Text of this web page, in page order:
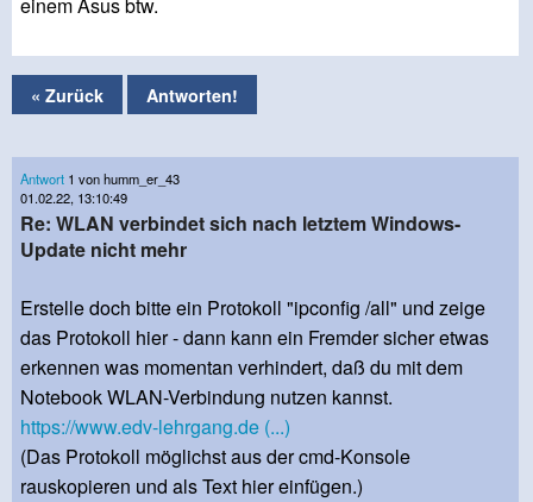
einem Asus btw.
« Zurück Antworten!
Antwort 1 von humm_er_43
01.02.22, 13:10:49
Re: WLAN verbindet sich nach letztem Windows-
Update nicht mehr
Erstelle doch bitte ein Protokoll "ipconfig /all" und zeige
das Protokoll hier - dann kann ein Fremder sicher etwas
erkennen was momentan verhindert, daß du mit dem
Notebook WLAN-Verbindung nutzen kannst.
https://www.edv-lehrgang.de (...)
(Das Protokoll möglichst aus der cmd-Konsole
rauskopieren und als Text hier einfügen.)